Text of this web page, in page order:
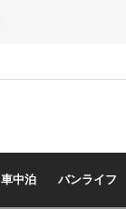
車中泊 バンライフ